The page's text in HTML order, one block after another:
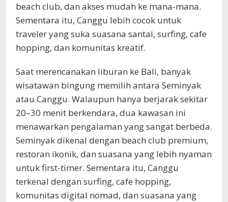
beach club, dan akses mudah ke mana-mana.
Sementara itu, Canggu lebih cocok untuk
traveler yang suka suasana santai, surfing, cafe
hopping, dan komunitas kreatif.
Saat merencanakan liburan ke Bali, banyak
wisatawan bingung memilih antara Seminyak
atau Canggu. Walaupun hanya berjarak sekitar
20–30 menit berkendara, dua kawasan ini
menawarkan pengalaman yang sangat berbeda.
Seminyak dikenal dengan beach club premium,
restoran ikonik, dan suasana yang lebih nyaman
untuk first-timer. Sementara itu, Canggu
terkenal dengan surfing, cafe hopping,
komunitas digital nomad, dan suasana yang